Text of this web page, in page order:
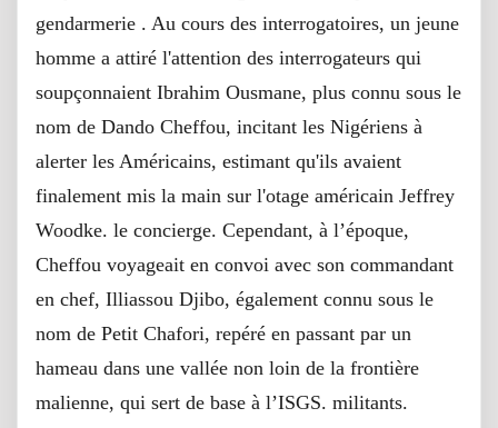
gendarmerie . Au cours des interrogatoires, un jeune
homme a attiré l'attention des interrogateurs qui
soupçonnaient Ibrahim Ousmane, plus connu sous le
nom de Dando Cheffou, incitant les Nigériens à
alerter les Américains, estimant qu'ils avaient
finalement mis la main sur l'otage américain Jeffrey
Woodke. le concierge. Cependant, à l’époque,
Cheffou voyageait en convoi avec son commandant
en chef, Illiassou Djibo, également connu sous le
nom de Petit Chafori, repéré en passant par un
hameau dans une vallée non loin de la frontière
malienne, qui sert de base à l’ISGS. militants.